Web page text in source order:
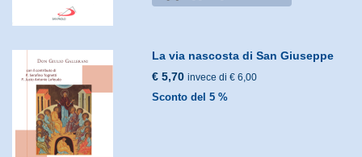
La via nascosta di San Giuseppe
€ 5,70 invece di € 6,00
Sconto del 5 %